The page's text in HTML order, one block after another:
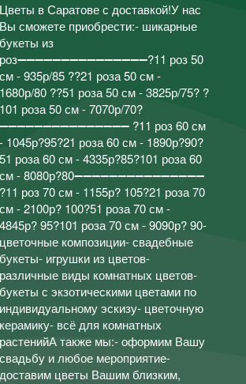
Цветы в Саратове с доставкой!У нас
Вы сможете приобрести:- шикарные
букеты из
роз➖➖➖➖➖➖➖➖➖➖➖➖➖➖➖?11 роз 50
см - 935р/85 ??21 роза 50 см -
1680р/80 ??51 роза 50 см - 3825р/75? ?
101 роза 50 см - 7070р/70?
➖➖➖➖➖➖➖➖➖➖➖➖➖➖➖ ?11 роз 60 см
- 1045р?95?21 роза 60 см - 1890р?90?
51 роза 60 см - 4335р?85?101 роза 60
см - 8080р?80➖➖➖➖➖➖➖➖➖➖➖➖➖➖➖
?11 роз 70 см - 1155р? 105?21 роза 70
см - 2100р? 100?51 роза 70 см -
4845р? 95?101 роза 70 см - 9090р? 90-
цветочные композиции- свадебные
букеты- игрушки из цветов-
различные виды комнатных цветов-
букеты с экзотическими цветами по
индивидуальному эскизу- цветочную
керамику- всё для комнатных
растенийА также мы:- оформим Вашу
свадьбу и любое мероприятие-
доставим цветы Вашим близким,